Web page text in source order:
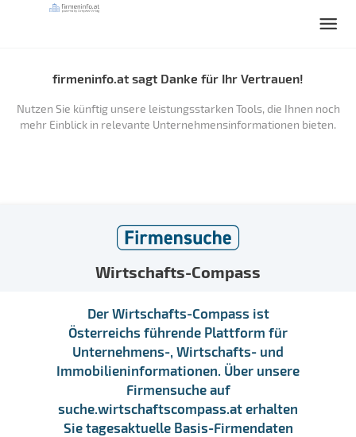
firmeninfo.at sagt Danke für Ihr Vertrauen!
Nutzen Sie künftig unsere leistungsstarken Tools, die Ihnen noch
mehr Einblick in relevante Unternehmensinformationen bieten.
Wirtschafts-Compass
Der Wirtschafts-Compass ist
Österreichs führende Plattform für
Unternehmens-, Wirtschafts- und
Immobilieninformationen. Über unsere
Firmensuche auf
suche.wirtschaftscompass.at erhalten
Sie tagesaktuelle Basis-Firmendaten